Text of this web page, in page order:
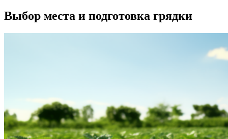
Выбор места и подготовка грядки